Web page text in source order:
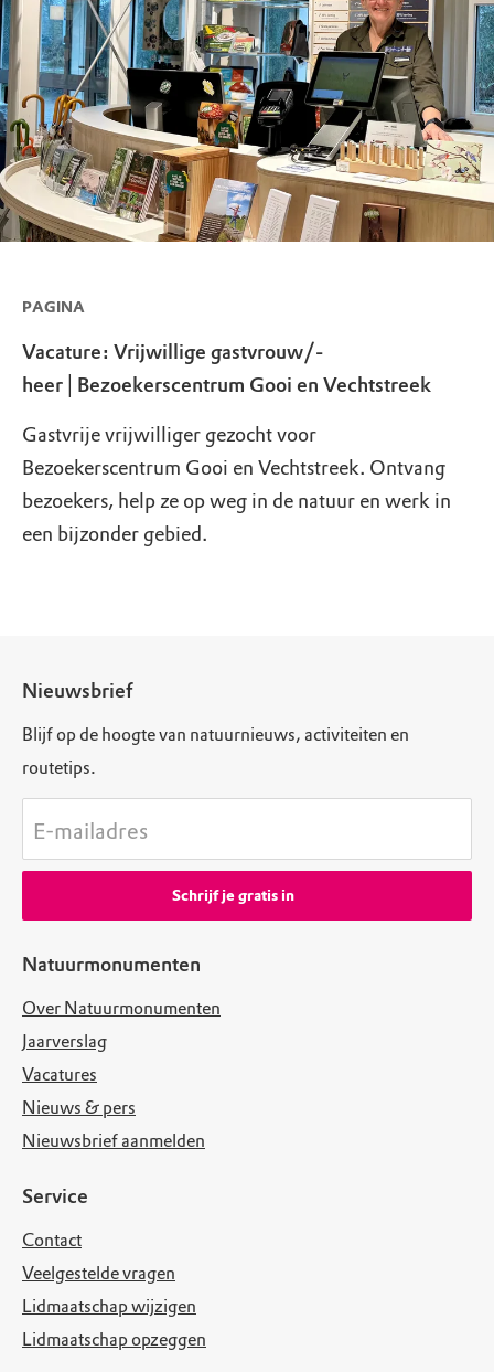
PAGINA
Vacature: Vrijwillige gastvrouw/-
heer│Bezoekerscentrum Gooi en Vechtstreek
Gastvrije vrijwilliger gezocht voor
Bezoekerscentrum Gooi en Vechtstreek. Ontvang
bezoekers, help ze op weg in de natuur en werk in
een bijzonder gebied.
Natuurmonumenten
Over Natuurmonumenten
Jaarverslag
Vacatures
Nieuws & pers
Nieuwsbrief aanmelden
Service
Contact
Veelgestelde vragen
Lidmaatschap wijzigen
Lidmaatschap opzeggen
Nieuwsbrief
Blijf op de hoogte van natuurnieuws, activiteiten en
routetips.
E-mailadres
Schrijf je gratis in